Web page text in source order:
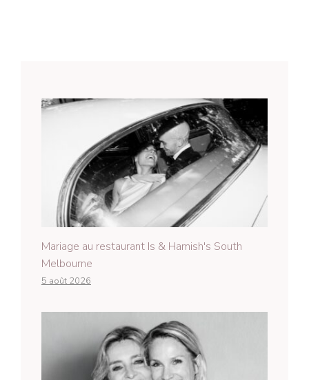
Mariage au restaurant Is & Hamish's South
Melbourne
5 août 2026